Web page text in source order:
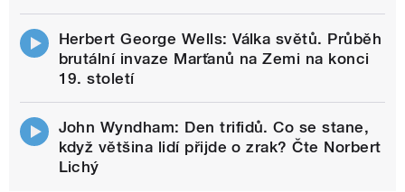
Herbert George Wells: Válka světů. Průběh
brutální invaze Marťanů na Zemi na konci
19. století
John Wyndham: Den trifidů. Co se stane,
když většina lidí přijde o zrak? Čte Norbert
Lichý